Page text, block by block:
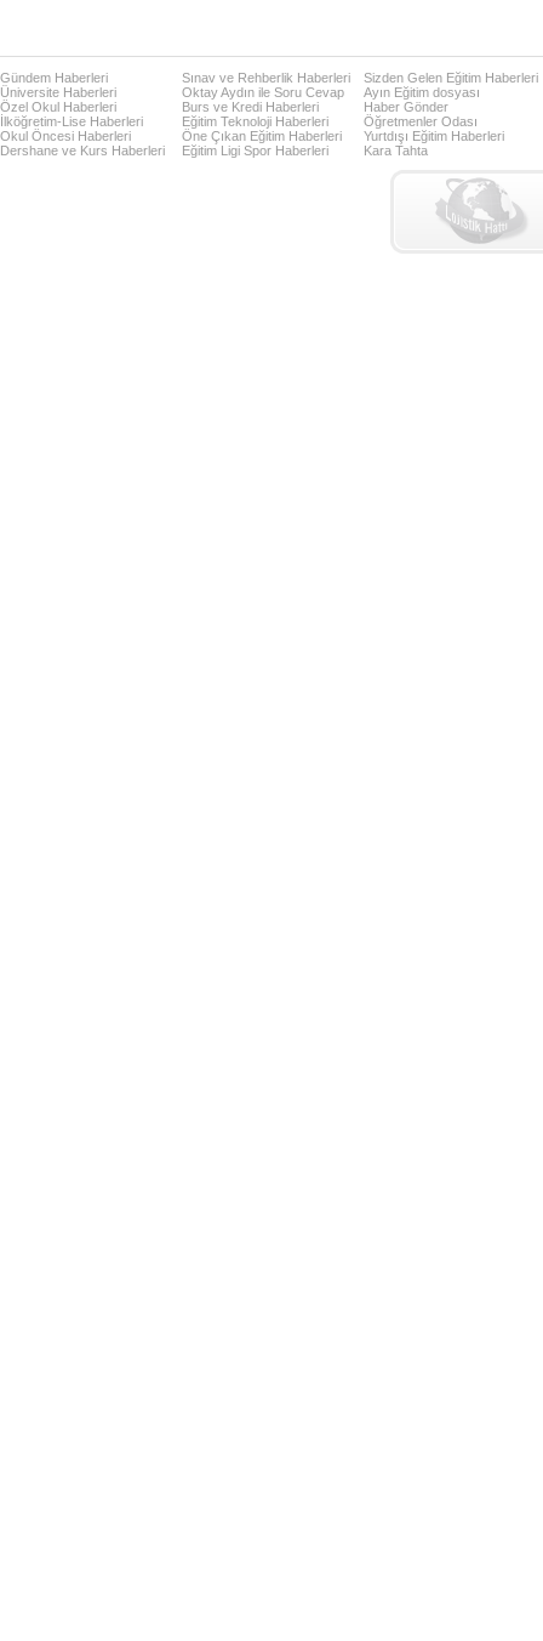
Gündem Haberleri
Üniversite Haberleri
Özel Okul Haberleri
İlköğretim-Lise Haberleri
Okul Öncesi Haberleri
Dershane ve Kurs Haberleri
Sınav ve Rehberlik Haberleri
Oktay Aydın ile Soru Cevap
Burs ve Kredi Haberleri
Eğitim Teknoloji Haberleri
Öne Çıkan Eğitim Haberleri
Eğitim Ligi Spor Haberleri
Sizden Gelen Eğitim Haberleri
Ayın Eğitim dosyası
Haber Gönder
Öğretmenler Odası
Yurtdışı Eğitim Haberleri
Kara Tahta